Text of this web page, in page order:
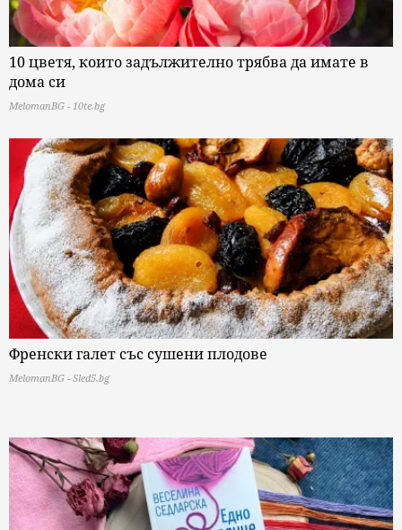
10 цветя, които задължително трябва да имате в
дома си
MelomanBG - 10te.bg
Френски галет със сушени плодове
MelomanBG - Sled5.bg